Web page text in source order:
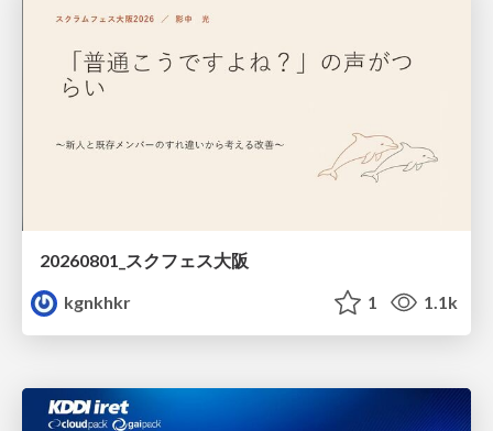
20260801_スクフェス大阪
kgnkhkr
1 1.1k